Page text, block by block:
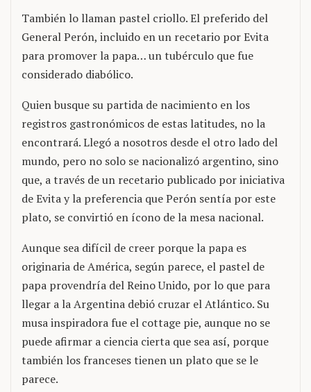
También lo llaman pastel criollo. El preferido del
General Perón, incluido en un recetario por Evita
para promover la papa… un tubérculo que fue
considerado diabólico.
Quien busque su partida de nacimiento en los
registros gastronómicos de estas latitudes, no la
encontrará. Llegó a nosotros desde el otro lado del
mundo, pero no solo se nacionalizó argentino, sino
que, a través de un recetario publicado por iniciativa
de Evita y la preferencia que Perón sentía por este
plato, se convirtió en ícono de la mesa nacional.
Aunque sea difícil de creer porque la papa es
originaria de América, según parece, el pastel de
papa provendría del Reino Unido, por lo que para
llegar a la Argentina debió cruzar el Atlántico. Su
musa inspiradora fue el cottage pie, aunque no se
puede afirmar a ciencia cierta que sea así, porque
también los franceses tienen un plato que se le
parece.